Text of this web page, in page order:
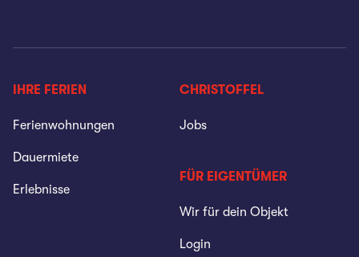
IHRE FERIEN
Ferienwohnungen
Dauermiete
Erlebnisse
CHRISTOFFEL
Jobs
FÜR EIGENTÜMER
Wir für dein Objekt
Login